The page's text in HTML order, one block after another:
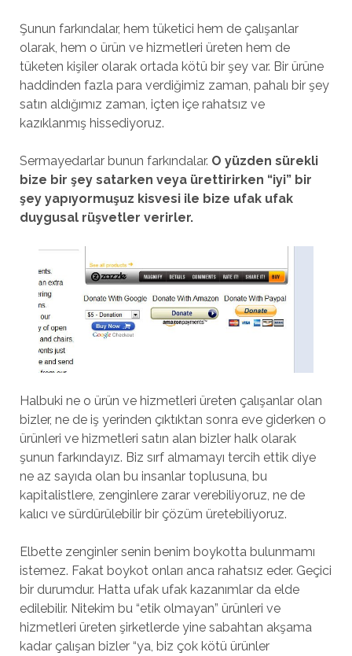
Şunun farkındalar, hem tüketici hem de çalışanlar
olarak, hem o ürün ve hizmetleri üreten hem de
tüketen kişiler olarak ortada kötü bir şey var. Bir ürüne
haddinden fazla para verdiğimiz zaman, pahalı bir şey
satın aldığımız zaman, içten içe rahatsız ve
kazıklanmış hissediyoruz.
Sermayedarlar bunun farkındalar. O yüzden sürekli
bize bir şey satarken veya ürettirirken “iyi” bir
şey yapıyormuşuz kisvesi ile bize ufak ufak
duygusal rüşvetler verirler.
Halbuki ne o ürün ve hizmetleri üreten çalışanlar olan
bizler, ne de iş yerinden çıktıktan sonra eve giderken o
ürünleri ve hizmetleri satın alan bizler halk olarak
şunun farkındayız. Biz sırf almamayı tercih ettik diye
ne az sayıda olan bu insanlar toplusuna, bu
kapitalistlere, zenginlere zarar verebiliyoruz, ne de
kalıcı ve sürdürülebilir bir çözüm üretebiliyoruz.
Elbette zenginler senin benim boykotta bulunmamı
istemez. Fakat boykot onları anca rahatsız eder. Geçici
bir durumdur. Hatta ufak ufak kazanımlar da elde
edilebilir. Nitekim bu “etik olmayan” ürünleri ve
hizmetleri üreten şirketlerde yine sabahtan akşama
kadar çalışan bizler “ya, biz çok kötü ürünler